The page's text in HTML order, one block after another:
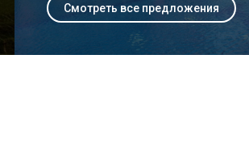
Смотреть все предложения